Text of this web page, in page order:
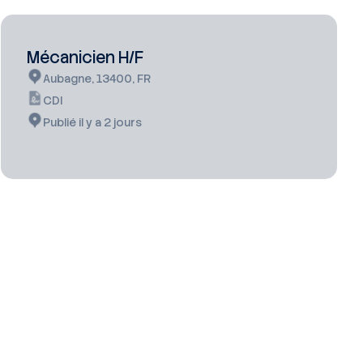
Mécanicien H/F
Aubagne, 13400, FR
CDI
Publié il y a 2 jours